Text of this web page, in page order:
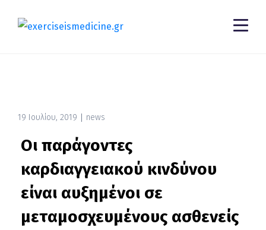
19 Ιουλίου, 2019 news
Oι παράγοντες
καρδιαγγειακού κινδύνου
είναι αυξημένοι σε
μεταμοσχευμένους ασθενείς